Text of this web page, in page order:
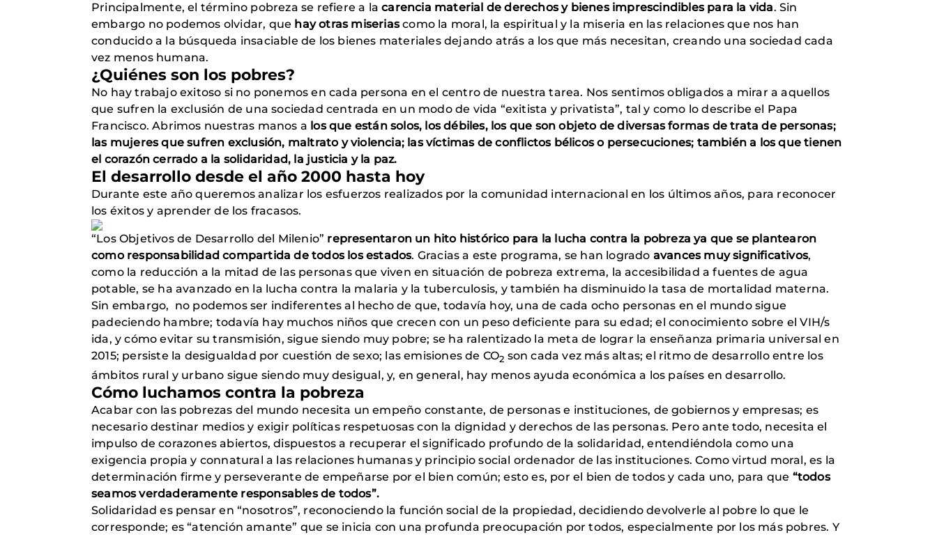
Principalmente, el término pobreza se refiere a lacarencia material de derechos y bienes imprescindibles para la vida. Sin
embargo no podemos olvidar, que hay otras miseriascomo la moral, la espiritual y la miseria en las relaciones que nos han
conducido a la búsqueda insaciable de los bienes materiales dejando atrás a los que más necesitan, creando una sociedad cada
vez menos humana.
¿Quiénes son los pobres?
No hay trabajo exitoso si no ponemos en cada persona en el centro de nuestra tarea. Nos sentimos obligados a mirar a aquellos
que sufren la exclusión de una sociedad centrada en un modo de vida “exitista y privatista”, tal y como lo describe el Papa
Francisco. Abrimos nuestras manos a los que están solos, los débiles, los que son objeto de diversas formas de trata de personas;
las mujeres que sufren exclusión, maltrato y violencia; las víctimas de conflictos bélicos o persecuciones; también a los que tienen
el corazón cerrado a la solidaridad, la justicia y la paz.
El desarrollo desde el año 2000 hasta hoy
Durante este año queremos analizar los esfuerzos realizados por la comunidad internacional en los últimos años, para reconocer
los éxitos y aprender de los fracasos.
“Los Objetivos de Desarrollo del Milenio” representaron un hito histórico para la lucha contra la pobreza ya que se plantearon
como responsabilidad compartida de todos los estados. Gracias a este programa, se han logrado avances muy significativos,
como la reducción a la mitad de las personas que viven en situación de pobreza extrema, la accesibilidad a fuentes de agua
potable, se ha avanzado en la lucha contra la malaria y la tuberculosis, y también ha disminuido la tasa de mortalidad materna.
Sin embargo, no podemos ser indiferentes al hecho de que, todavía hoy, una de cada ocho personas en el mundo sigue
padeciendo hambre; todavía hay muchos niños que crecen con un peso deficiente para su edad; el conocimiento sobre el VIH/s
ida, y cómo evitar su transmisión, sigue siendo muy pobre; se ha ralentizado la meta de lograr la enseñanza primaria universal en
2015; persiste la desigualdad por cuestión de sexo; las emisiones de CO2 son cada vez más altas; el ritmo de desarrollo entre los
ámbitos rural y urbano sigue siendo muy desigual, y, en general, hay menos ayuda económica a los países en desarrollo.
Cómo luchamos contra la pobreza
Acabar con las pobrezas del mundo necesita un empeño constante, de personas e instituciones, de gobiernos y empresas; es
necesario destinar medios y exigir políticas respetuosas con la dignidad y derechos de las personas. Pero ante todo, necesita el
impulso de corazones abiertos, dispuestos a recuperar el significado profundo de la solidaridad, entendiéndola como una
exigencia propia y connatural a las relaciones humanas y principio social ordenador de las instituciones. Como virtud moral, es la
determinación firme y perseverante de empeñarse por el bien común; esto es, por el bien de todos y cada uno, para que “todos
seamos verdaderamente responsables de todos”.
Solidaridad es pensar en “nosotros”, reconociendo la función social de la propiedad, decidiendo devolverle al pobre lo que le
corresponde; es “atención amante” que se inicia con una profunda preocupación por todos, especialmente por los más pobres. Y